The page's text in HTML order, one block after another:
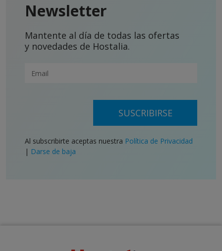
Newsletter
Mantente al día de todas las ofertas
y novedades de Hostalia.
SUSCRIBIRSE
Al subscribirte aceptas nuestra Política de Privacidad
| Darse de baja